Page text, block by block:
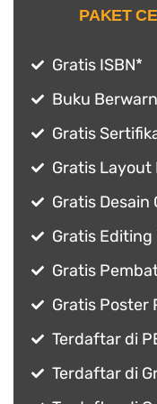
PAKET
Gratis ISBN*
Buku
Gratis
Gratis Layout
Gratis Desain
Gratis Editing
Gratis
Gratis Poster
Terdaftar di
Terdaftar di